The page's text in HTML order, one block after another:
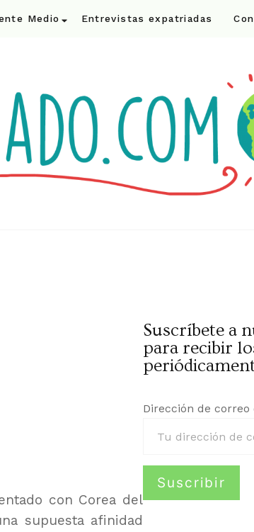
Medio Entrevistas expatriadas
con Corea del
supuesta afinidad
Suscríbete a
para recibir
Dirección de correo